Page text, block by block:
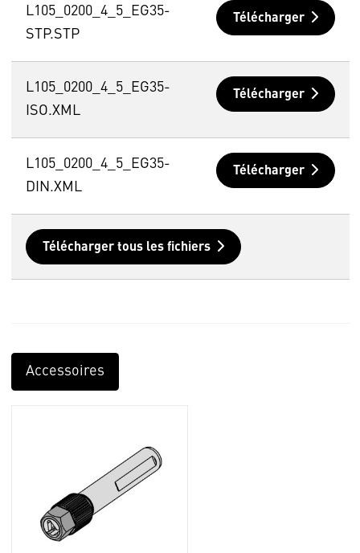
L105_0200_4_5_EG35-
STP.STP
Télécharger
L105_0200_4_5_EG35-
ISO.XML
Télécharger
L105_0200_4_5_EG35-
DIN.XML
Télécharger
Télécharger tous les fichiers
Accessoires